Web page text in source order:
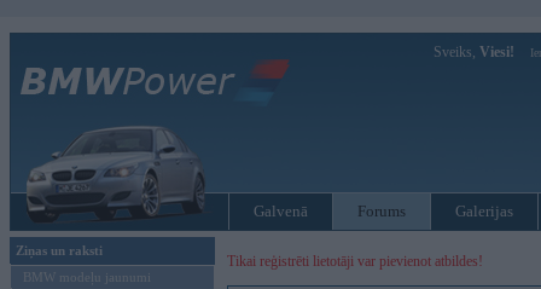
Sveiks, Viesi!
Galvenā Forums Galerijas
Ziņas un raksti
BMW modeļu jaunumi
Tikai reģistrēti lietotāji var pievienot atbildes!